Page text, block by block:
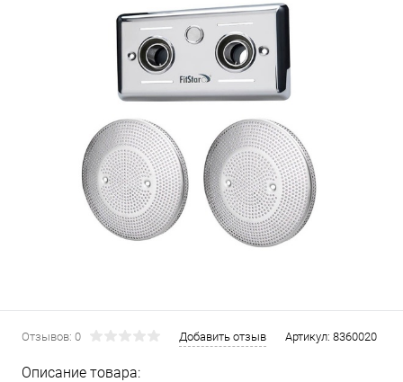
Отзывов: 0 Добавить отзыв Артикул: 8360020
Описание товара: